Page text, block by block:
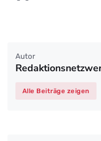
Autor
Alle Beiträge zeigen